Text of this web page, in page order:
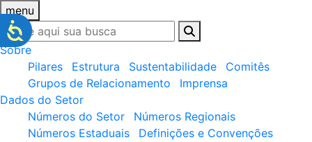
menu
Sobre
Pilares
Estrutura Sustentabilidade
Comitês
Grupos de Relacionamento
Imprensa
Dados do Setor
Números do Setor
Números Regionais
Números Estaduais
Definições e Convenções